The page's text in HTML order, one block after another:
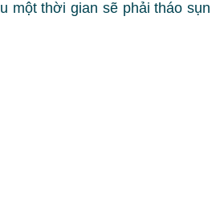
một thời gian sẽ phải tháo sụn